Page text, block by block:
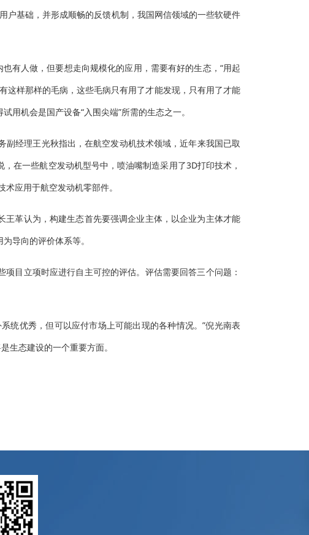
户基础，并形成顺畅的反馈机制，我国网信领域的一些软硬件
有人做，但要想走向规模化的应用，需要有好的生态，“用起
这样那样的毛病，这些毛病只有用了才能发现，只有用了才能
用机会是国产设备“入围尖端”所需的生态之一。
副经理王光秋指出，在航空发动机技术领域，近年来我国已取
在一些航空发动机型号中，喷油嘴制造采用了3D打印技术，
应用于航空发动机零部件。
革认为，构建生态首先要强调企业主体，以企业为主体才能
导向的评价体系等。
目立项时应进行自主可控的评估。评估需要回答三个问题：
统优秀，但可以应付市场上可能出现的各种情况。”倪光南表
生态建设的一个重要方面。